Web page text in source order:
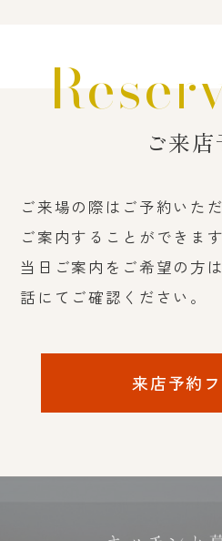
ご来
ご来場の際はご予約いた
ご案内することができます
当日ご案内をご希望の方
話にてご確認ください。
来店予約